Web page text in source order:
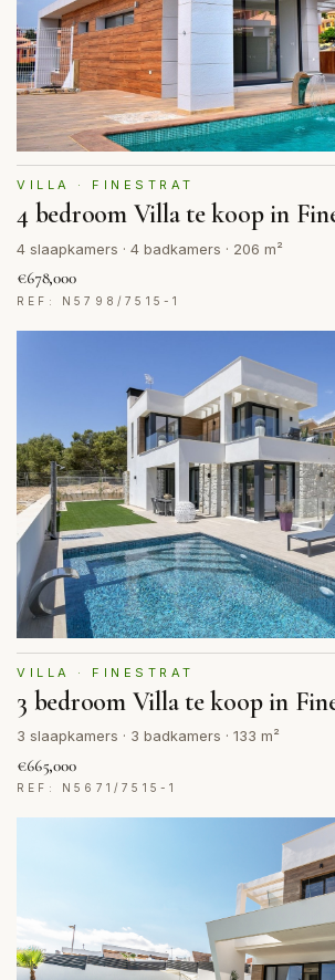
VILLA · FINESTRAT
4 bedroom Villa te koop in
4 slaapkamers · 4 badkamers · 206 m²
€678,000
REF: N5798/7515-1
VILLA · FINESTRAT
3 bedroom Villa te koop in
3 slaapkamers · 3 badkamers · 133 m²
€665,000
REF: N5671/7515-1